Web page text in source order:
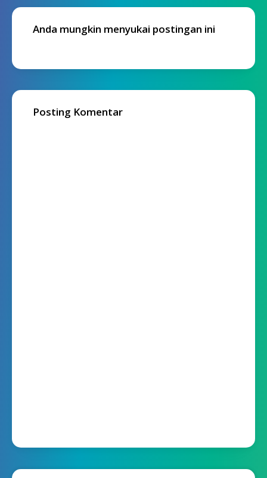
Anda mungkin menyukai postingan ini
Posting Komentar